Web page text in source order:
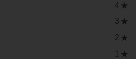
4
3
2
1